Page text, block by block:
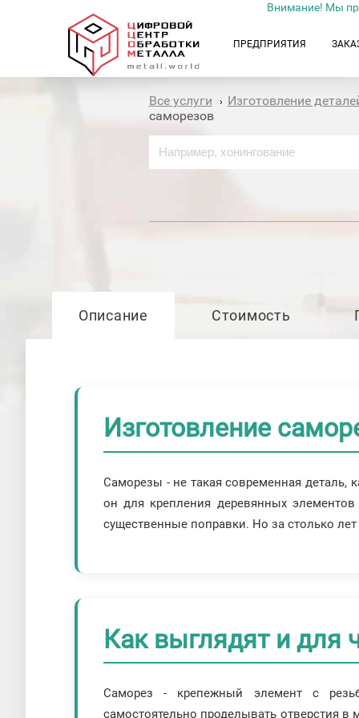
Внимание! Мы
ПРЕДПРИЯТИЯ
Все услуги › Изготовление
саморезов
Описание Стоимость
Изготовление
Саморезы - не такая современная
он для крепления деревянных
существенные поправки. Но за столько
Как выглядят и для
Саморез - крепежный элемент с
самостоятельно проделывать отверстия в